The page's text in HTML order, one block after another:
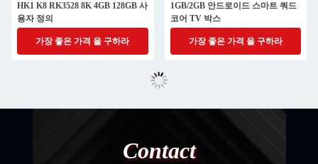
HK1 K8 RK3528 8K 4GB 128GB 사
용자 정의
가장 좋은 가격 을 구하라
1GB/2GB 안드로이드 스마트 쿼드
코어 TV 박스
가장 좋은 가격 을 구하라
Contact